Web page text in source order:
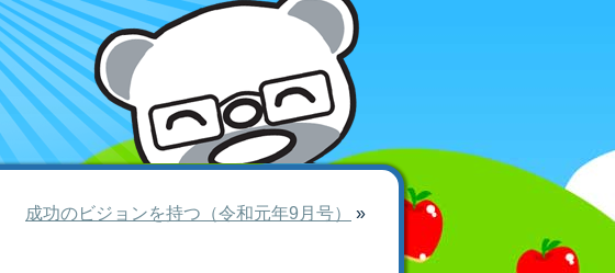
成功のビジョンを持つ（令和元年9月号） »